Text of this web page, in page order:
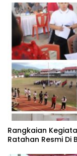
Rangkaian
Ratahan Resmi Di